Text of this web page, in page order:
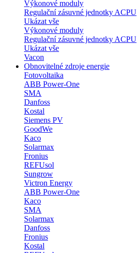
Výkonové moduly
Regulační zásuvné jednotky ACPU
Ukázat vše
Výkonové moduly
Regulační zásuvné jednotky ACPU
Ukázat vše
Vacon
Obnovitelné zdroje energie
Fotovoltaika
ABB Power-One
SMA
Danfoss
Kostal
Siemens PV
GoodWe
Kaco
Solarmax
Fronius
REFUsol
Sungrow
Victron Energy
ABB Power-One
Kaco
SMA
Solarmax
Danfoss
Fronius
Kostal